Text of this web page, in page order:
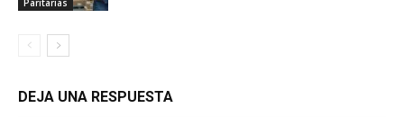
Paritarias
DEJA UNA RESPUESTA